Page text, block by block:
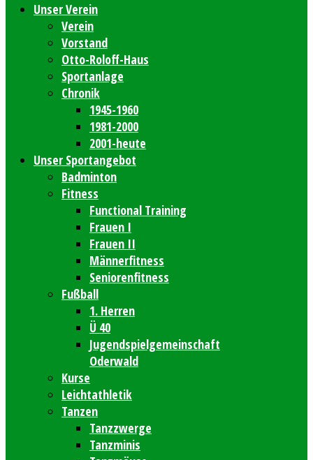
Unser Verein
Verein
Vorstand
Otto-Roloff-Haus
Sportanlage
Chronik
1945-1960
1981-2000
2001-heute
Unser Sportangebot
Badminton
Fitness
Functional Training
Frauen I
Frauen II
Männerfitness
Seniorenfitness
Fußball
1. Herren
Ü 40
Jugendspielgemeinschaft
Oderwald
Kurse
Leichtathletik
Tanzen
Tanzzwerge
Tanzminis